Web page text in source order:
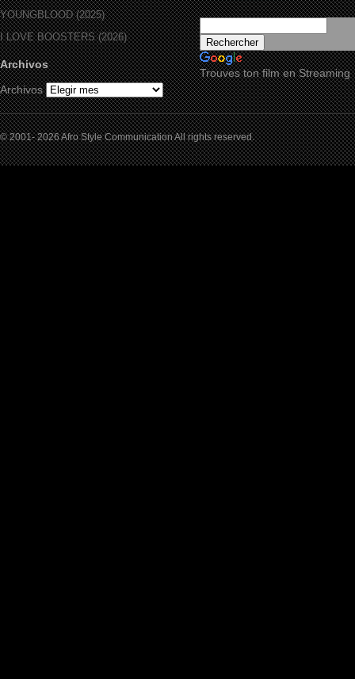
YOUNGBLOOD (2025)
I LOVE BOOSTERS (2026)
Archivos
Archivos
Trouves ton film en Streaming
© 2001- 2026 Afro Style Communication All rights reserved.